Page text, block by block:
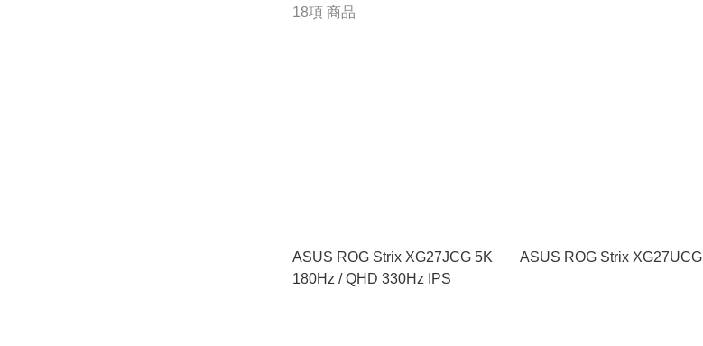
18項 商品
ASUS ROG Strix XG27JCG 5K
180Hz / QHD 330Hz IPS
ASUS ROG Strix XG27UCG